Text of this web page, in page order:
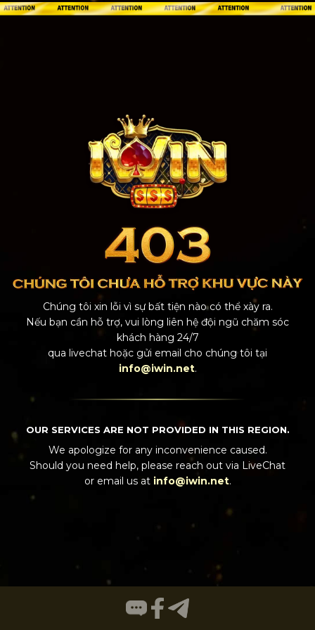
Chúng tôi xin lỗi vì sự bất tiện nào có thể xày ra.
Nếu bạn cần hỗ trợ, vui lòng liên hệ đội ngũ chăm sóc
khách hàng 24/7
qua livechat hoặc gửi email cho chúng tôi tại
info@iwin.net.
OUR SERVICES ARE NOT PROVIDED IN THIS REGION.
We apologize for any inconvenience caused.
Should you need help, please reach out via LiveChat
or email us at info@iwin.net.